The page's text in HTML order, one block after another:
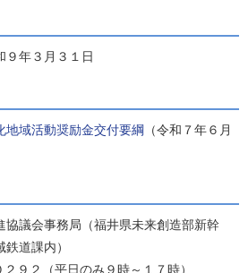
年３月３１日
地域活動奨励金交付要綱 （令和７年６月
協議会事務局（福井県未来創造部新幹
道課内）
９２（平日のみ９時～１７時）